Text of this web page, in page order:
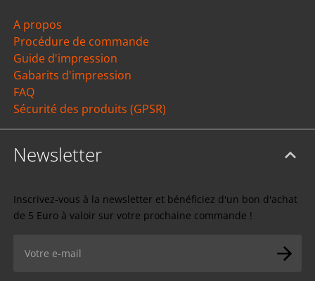
A propos
Procédure de commande
Guide d'impression
Gabarits d'impression
FAQ
Sécurité des produits (GPSR)
Newsletter
Inscrivez-vous à la newsletter et bénéficiez d'un bon d'achat
de 5 Euro à valoir sur votre prochaine commande !